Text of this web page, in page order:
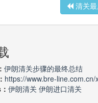
清关
伊朗清关步骤的最终总结
https://www.bre-
伊朗清关 伊朗进口清关